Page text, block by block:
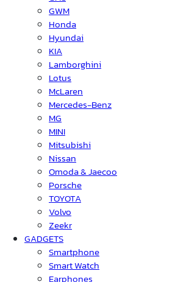
GWM
Honda
Hyundai
KIA
Lamborghini
Lotus
McLaren
Mercedes-Benz
MG
MINI
Mitsubishi
Nissan
Omoda & Jaecoo
Porsche
TOYOTA
Volvo
Zeekr
GADGETS
Smartphone
Smart Watch
Earphones